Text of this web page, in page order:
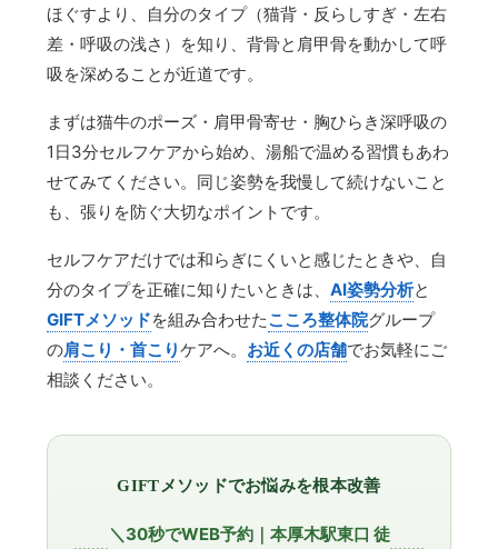
ほぐすより、自分のタイプ（猫背・反らしすぎ・左右
差・呼吸の浅さ）を知り、背骨と肩甲骨を動かして呼
吸を深めることが近道です。
まずは猫牛のポーズ・肩甲骨寄せ・胸ひらき深呼吸の
1日3分セルフケアから始め、湯船で温める習慣もあわ
せてみてください。同じ姿勢を我慢して続けないこと
も、張りを防ぐ大切なポイントです。
セルフケアだけでは和らぎにくいと感じたときや、自
分のタイプを正確に知りたいときは、AI姿勢分析と
GIFTメソッドを組み合わせたこころ整体院グループ
の肩こり・首こりケアへ。 お近くの店舗でお気軽にご
相談ください。
GIFTメソッドでお悩みを根本改善
＼30秒でWEB予約｜本厚木駅東口 徒